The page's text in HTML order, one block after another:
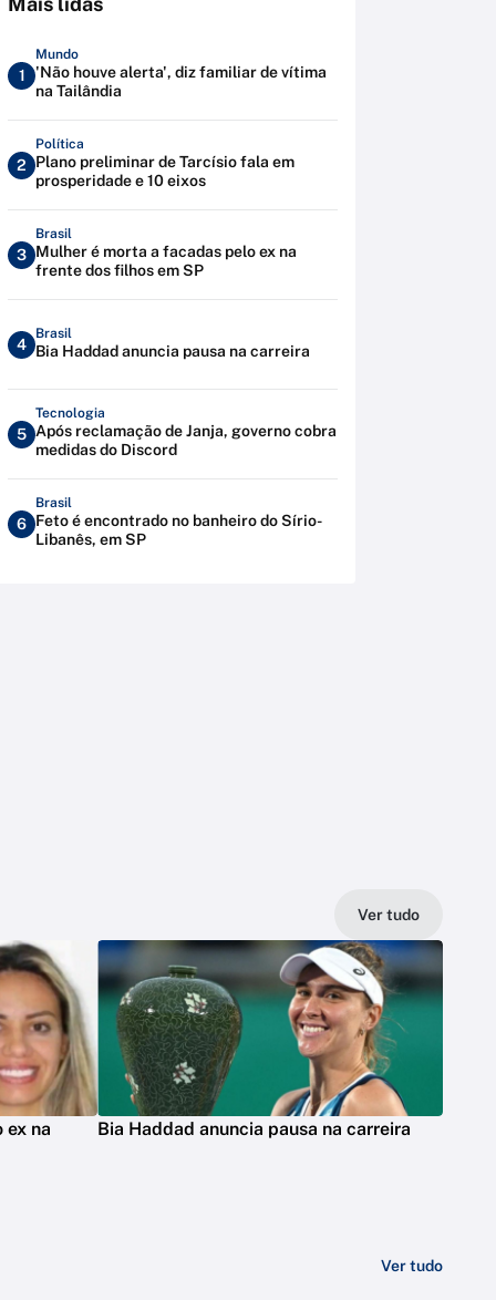
1
Mundo
'Não houve alerta', diz familiar de vítima
na Tailândia
2
Política
Plano preliminar de Tarcísio fala em
prosperidade e 10 eixos
3
Brasil
Mulher é morta a facadas pelo ex na
frente dos filhos em SP
4
Brasil
Bia Haddad anuncia pausa na carreira
5
Tecnologia
Após reclamação de Janja, governo cobra
medidas do Discord
6
Brasil
Feto é encontrado no banheiro do Sírio-
Libanês, em SP
Ver tudo
ex na
Bia Haddad anuncia pausa na carreira
Ver tudo